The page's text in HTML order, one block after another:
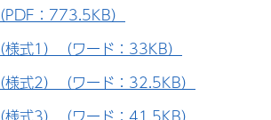
：773.5KB）
式1）（ワード：33KB）
式2）（ワード：32.5KB）